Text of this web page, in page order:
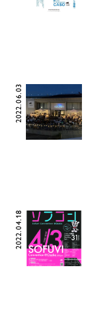
2022.06.03
2022.04.18